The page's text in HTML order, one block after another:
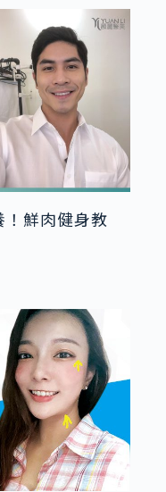
鮮肉健身教